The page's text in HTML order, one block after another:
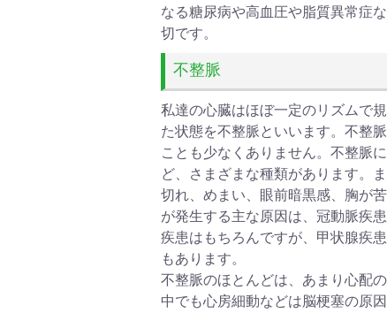
なる糖尿病や高血圧や脂質異常症
切です。
不整脈
私達の心臓はほぼ一定のリズムで
た状態を不整脈といいます。不整
ことも少なくありません。不整脈
ど、さまざまな種類があります。
切れ、めまい、眼前暗黒感、胸が
が発生する主な原因は、冠動脈疾
疾患はもちろんですが、甲状腺疾
もあります。
不整脈のほとんどは、あまり心配
中でも心房細動などは脳梗塞の原